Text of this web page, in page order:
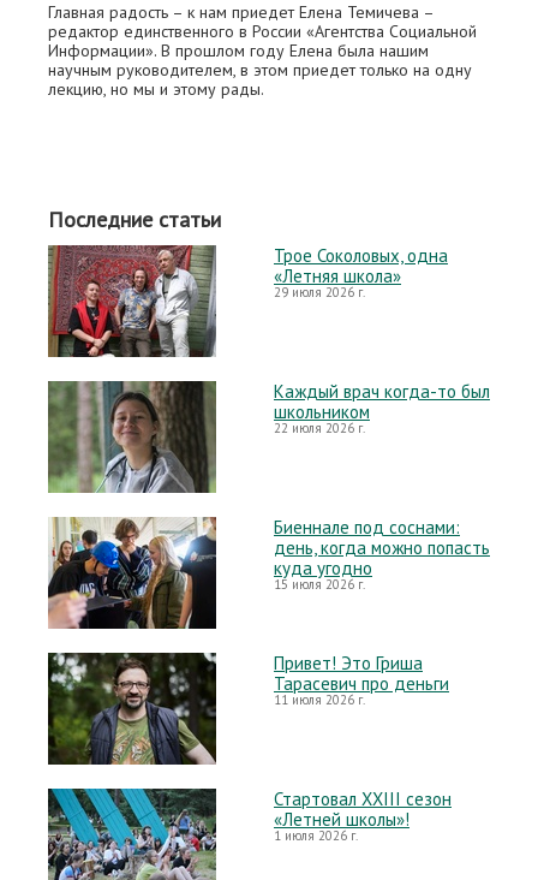
Главная радость – к нам приедет Елена Темичева –
редактор единственного в России «Агентства Социальной
Информации». В прошлом году Елена была нашим
научным руководителем, в этом приедет только на одну
лекцию, но мы и этому рады.
Последние статьи
Трое Соколовых, одна
«Летняя школа»
29 июля 2026 г.
Каждый врач когда-то был
школьником
22 июля 2026 г.
Биеннале под соснами:
день, когда можно попасть
куда угодно
15 июля 2026 г.
Привет! Это Гриша
Тарасевич про деньги
11 июля 2026 г.
Стартовал XXIII сезон
«Летней школы»!
1 июля 2026 г.